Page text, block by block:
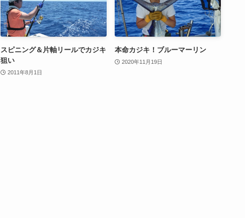
スピニング＆片軸リールでカジキ
狙い
2011年8月1日
本命カジキ！ブルーマーリン
2020年11月19日